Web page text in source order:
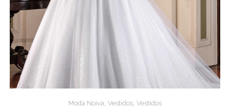
Moda Noiva, Vestidos, Vestidos